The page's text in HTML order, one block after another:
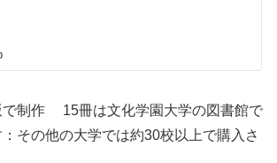
で制作 15冊は文化学園大学の図書館で
その他の大学では約30校以上で購入さ